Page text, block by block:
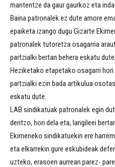
mantentze da gaur gaurkoz eta
Baina patronalek ez dute amore
epaiketa izango dugu Gizarte
patronalek tutoretza osagarria
partzialki bertan behera eskatu
Heziketako etapetako osagarri
partzialki ezin bada artikulua
eskatu dute.
LAB sindikatuak patronalek egin
deritzo, hori dela eta, langileei
Ekimeneko sindikatuekin ere
eta elkarrekin gure eskubideak
uzteko, erasoen aurrean parez-